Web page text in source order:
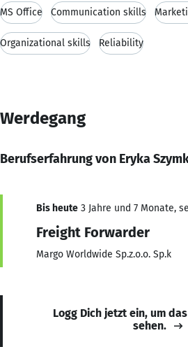
MS Office Communication skills
Organizational skills Reliability
Werdegang
Berufserfahrung von Eryka
Bis heute 3 Jahre und 7 Monate,
Freight Forwarder
Margo Worldwide Sp.z.o.o. Sp.k
Logg Dich jetzt ein, um
sehen.